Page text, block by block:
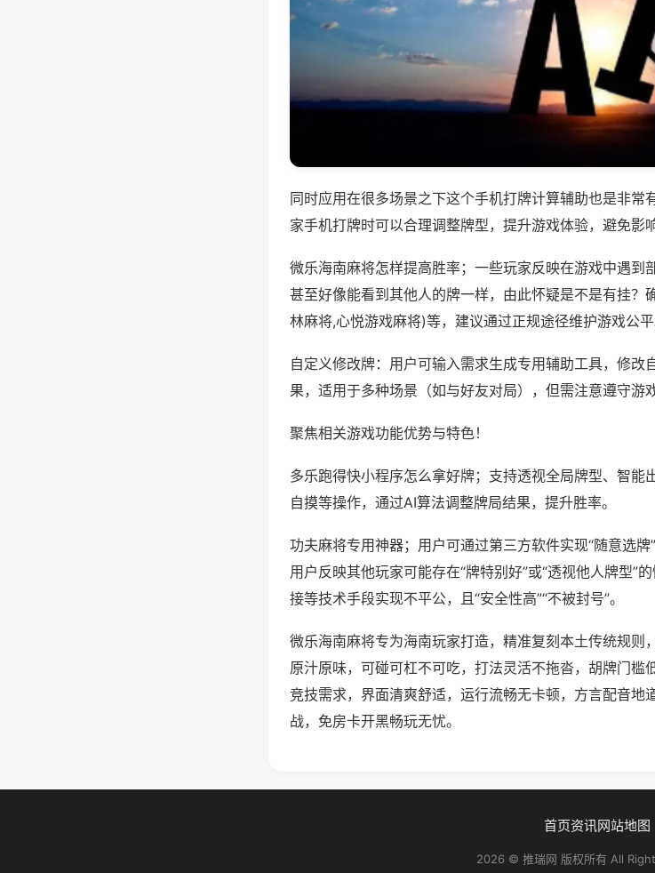
同时应用在很多场景之下这个手机打牌计算辅助也是非常
家手机打牌时可以合理调整牌型，提升游戏体验，避免影
微乐海南麻将怎样提高胜率；一些玩家反映在游戏中遇到
甚至好像能看到其他人的牌一样，由此怀疑是不是有挂？
林麻将,心悦游戏麻将)等，建议通过正规途径维护游戏公平
自定义修改牌：用户可输入需求生成专用辅助工具，修改
果，适用于多种场景（如与好友对局），但需注意遵守游
聚焦相关游戏功能优势与特色！
多乐跑得快小程序怎么拿好牌；支持透视全局牌型、智能
自摸等操作，通过AI算法调整牌局结果，提升胜率。
功夫麻将专用神器；用户可通过第三方软件实现“随意选牌
用户反映其他玩家可能存在“牌特别好”或“透视他人牌型”
接等技术手段实现不平公，且“安全性高”“不被封号”。
微乐海南麻将专为海南玩家打造，精准复刻本土传统规则
原汁原味，可碰可杠不可吃，打法灵活不拖沓，胡牌门槛
竞技需求，界面清爽舒适，运行流畅无卡顿，方言配音地
战，免房卡开黑畅玩无忧。
首页资讯网站地图
2026 © 推瑞网 版权所有 All